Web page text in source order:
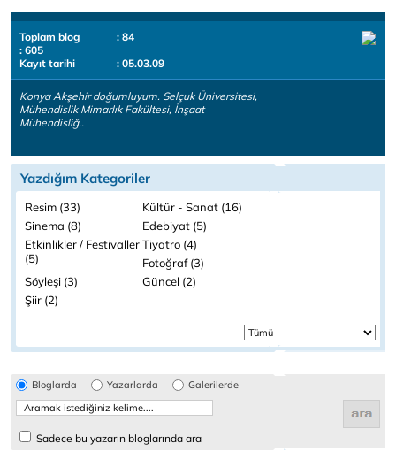
Toplam blog
: 84
: 605
Kayıt tarihi
: 05.03.09
Konya Akşehir doğumluyum. Selçuk Üniversitesi,
Mühendislik Mimarlık Fakültesi, İnşaat
Mühendisliğ..
Yazdığım Kategoriler
Resim (33)
Kültür - Sanat (16)
Sinema (8)
Edebiyat (5)
Etkinlikler / Festivaller
(5)
Tiyatro (4)
Fotoğraf (3)
Söyleşi (3)
Güncel (2)
Şiir (2)
Bloglarda Yazarlarda Galerilerde
Sadece bu yazarın bloglarında ara